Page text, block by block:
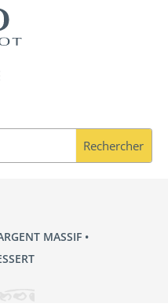
Rechercher
MASSIF •